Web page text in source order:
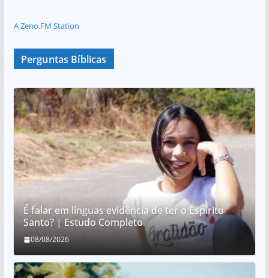
A Zeno.FM Station
Perguntas Bíblicas
É falar em línguas evidência de ter o Espírito
Santo? | Estudo Completo
08/08/2026